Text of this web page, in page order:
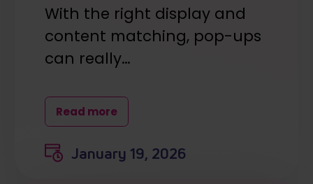
With the right display and
content matching, pop-ups
can really…
Read more
January 19, 2026